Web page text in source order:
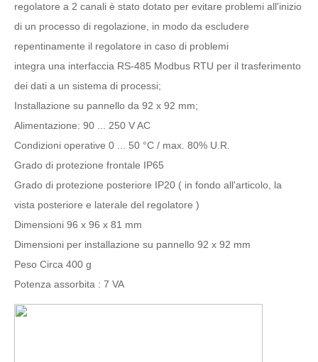
regolatore a 2 canali è stato dotato per evitare problemi all'inizio
di un processo di regolazione, in modo da escludere
repentinamente il regolatore in caso di problemi
integra una interfaccia RS-485 Modbus RTU per il trasferimento
dei dati a un sistema di processi;
Installazione su pannello da 92 x 92 mm;
Alimentazione: 90 ... 250 V AC
Condizioni operative 0 ... 50 °C / max. 80% U.R.
Grado di protezione frontale IP65
Grado di protezione posteriore IP20 ( in fondo all'articolo, la
vista posteriore e laterale del regolatore )
Dimensioni 96 x 96 x 81 mm
Dimensioni per installazione su pannello 92 x 92 mm
Peso Circa 400 g
Potenza assorbita : 7 VA